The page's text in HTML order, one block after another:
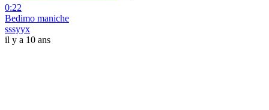
0:22
Bedimo maniche
sssyyx
il y a 10 ans